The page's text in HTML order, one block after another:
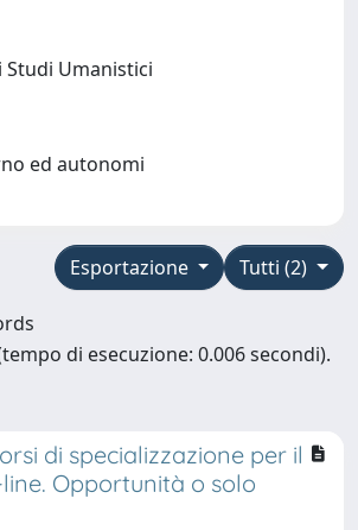
Umanistici
ed autonomi
Tutti (2)
Esportazione
di esecuzione: 0.006 secondi).
di specializzazione per il
Opportunità o solo